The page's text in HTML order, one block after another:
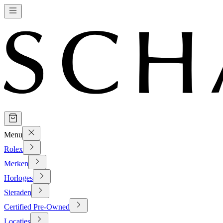
Menu
Rolex
Merken
Horloges
Sieraden
Certified Pre-Owned
Locaties